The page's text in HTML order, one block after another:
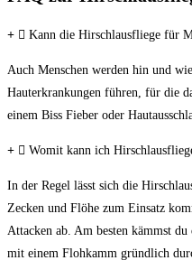
Kann die Hirschlausfliege für
Auch Menschen werden hin und
Hauterkrankungen führen, für die
einem Biss Fieber oder
Womit kann ich
In der Regel lässt sich die
Zecken und Flöhe zum Einsatz
Attacken ab. Am besten kämmst
mit einem Flohkamm gründlich